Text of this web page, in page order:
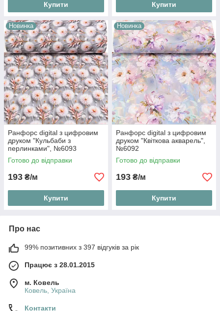
Купити Купити
Новинка
Ранфорс digital з цифровим
друком "Кульбаби з
перлинками", №6093
Готово до відправки
193 ₴/м
Купити
Новинка
Ранфорс digital з цифровим
друком "Квіткова акварель",
№6092
Готово до відправки
193 ₴/м
Купити
Про нас
99% позитивних з 397 відгуків за рік
Працює з 28.01.2015
м. Ковель
Ковель, Україна
Контакти